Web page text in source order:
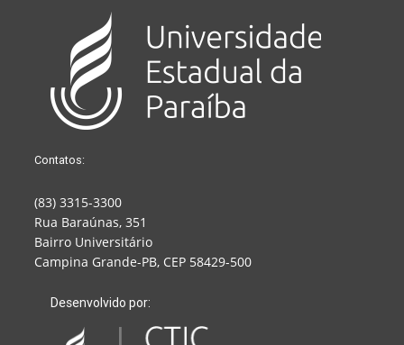
Contatos:
(83) 3315-3300
Rua Baraúnas, 351
Bairro Universitário
Campina Grande-PB, CEP 58429-500
Desenvolvido por: